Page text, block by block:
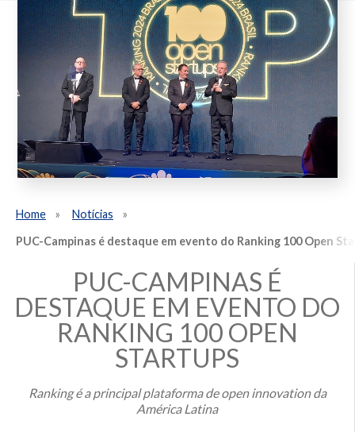
Home
Notícias
PUC-Campinas é destaque em evento do Ranking 100 Open
PUC-CAMPINAS É
DESTAQUE EM EVENTO DO
RANKING 100 OPEN
STARTUPS
Ranking é a principal plataforma de open innovation da
América Latina